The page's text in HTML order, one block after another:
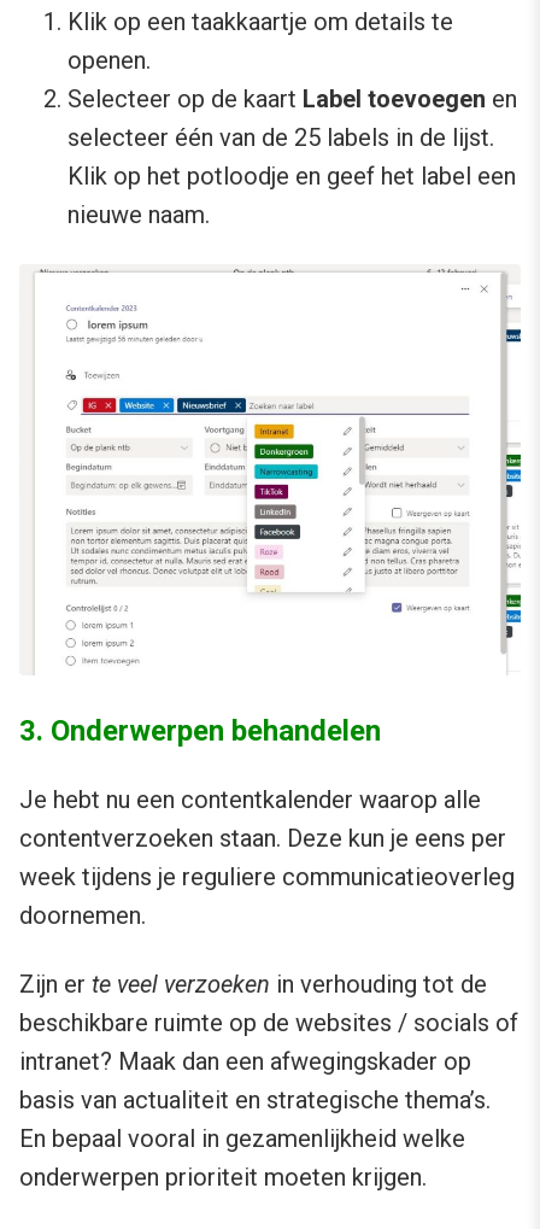
Klik op een taakkaartje om details te
openen.
Selecteer op de kaart Label toevoegen en
selecteer één van de 25 labels in de lijst.
Klik op het potloodje en geef het label een
nieuwe naam.
3. Onderwerpen behandelen
Je hebt nu een contentkalender waarop alle
contentverzoeken staan. Deze kun je eens per
week tijdens je reguliere communicatieoverleg
doornemen.
Zijn er te veel verzoeken in verhouding tot de
beschikbare ruimte op de websites / socials of
intranet? Maak dan een afwegingskader op
basis van actualiteit en strategische thema’s.
En bepaal vooral in gezamenlijkheid welke
onderwerpen prioriteit moeten krijgen.